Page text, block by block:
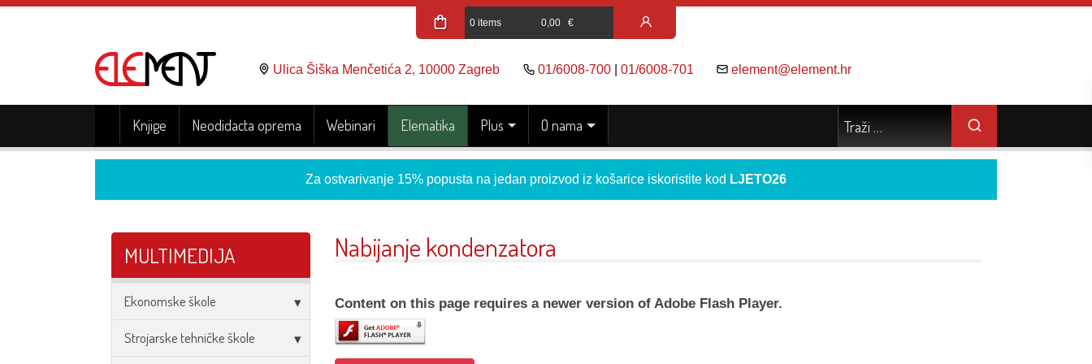
0 items 0,00 €
Ulica Šiška Menčetića 2, 10000 Zagreb 01/6008-700| 01/6008-701 element@element.hr
Knjige Neodidacta oprema Webinari Elematika Plus O nama
Za ostvarivanje 15% popusta na jedan proizvod iz košarice iskoristite kod LJETO26
MULTIMEDIJA
Ekonomske škole
Strojarske tehničke škole
Nabijanje kondenzatora
Content on this page requires a newer version of Adobe Flash Player.